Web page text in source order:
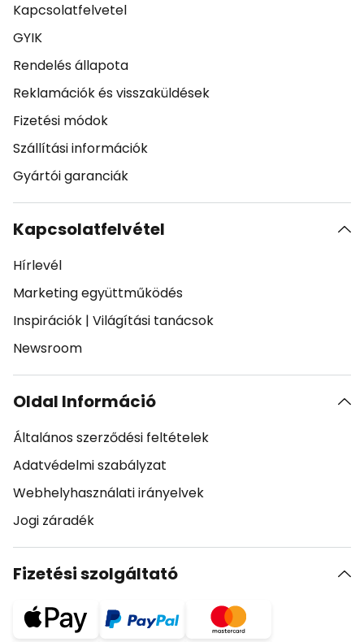
Kapcsolatfelvetel
GYIK
Rendelés állapota
Reklamációk és visszaküldések
Fizetési módok
Szállítási információk
Gyártói garanciák
Kapcsolatfelvétel
Hírlevél
Marketing együttműködés
Inspirációk | Világítási tanácsok
Newsroom
Oldal Információ
Általános szerződési feltételek
Adatvédelmi szabályzat
Webhelyhasználati irányelvek
Jogi záradék
Fizetési szolgáltató